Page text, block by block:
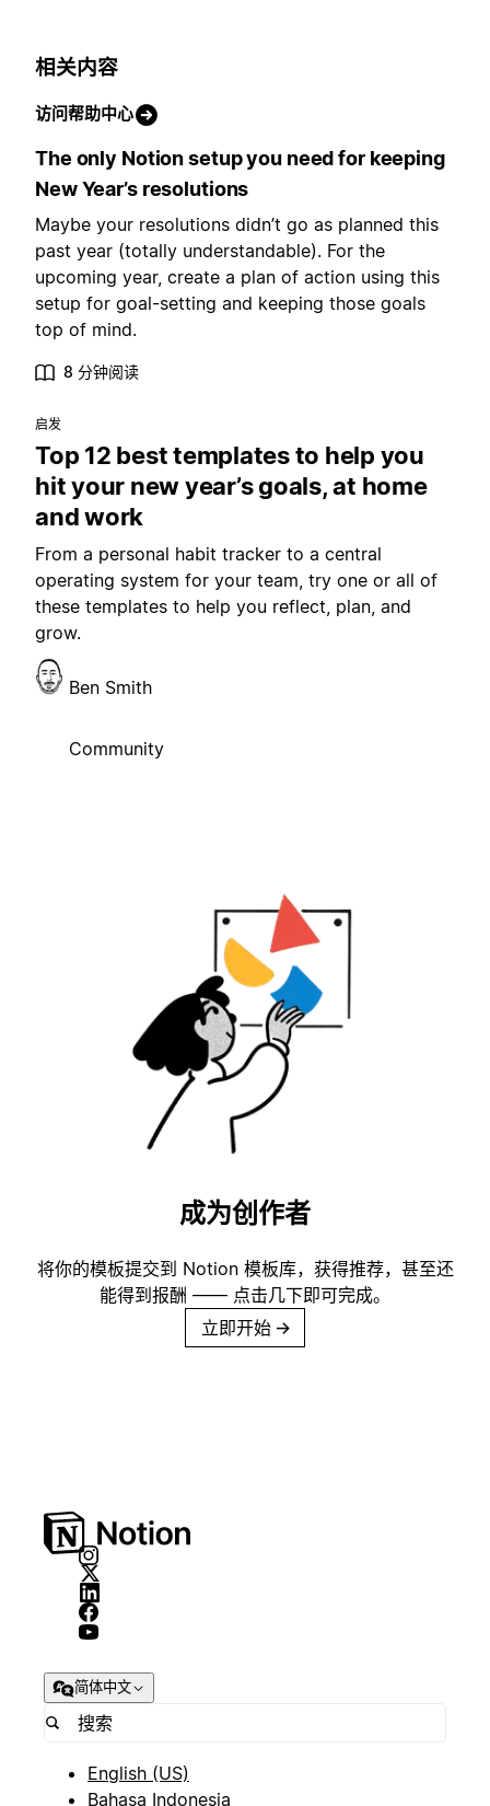
相关内容
访问帮助中心
The only Notion setup you need for keeping
New Year’s resolutions
Maybe your resolutions didn’t go as planned this
past year (totally understandable). For the
upcoming year, create a plan of action using this
setup for goal-setting and keeping those goals
top of mind.
8 分钟阅读
启发
Top 12 best templates to help you
hit your new year’s goals, at home
and work
From a personal habit tracker to a central
operating system for your team, try one or all of
these templates to help you reflect, plan, and
grow.
Ben Smith
Community
成为创作者
将你的模板提交到 Notion 模板库，获得推荐，甚至还
能得到报酬 —— 点击几下即可完成。
立即开始 →
简体中文
English (US)
Bahasa Indonesia